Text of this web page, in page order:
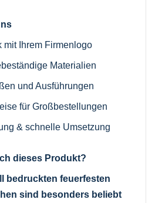
mit Ihrem Firmenlogo
Materialien
und Ausführungen
für Großbestellungen
& schnelle Umsetzung
dieses Produkt?
bedruckten feuerfesten
sind besonders beliebt